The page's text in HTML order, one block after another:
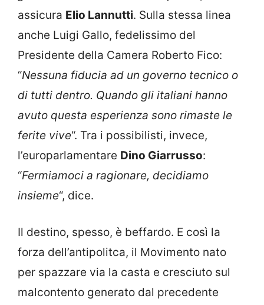
assicura Elio Lannutti. Sulla stessa linea
anche Luigi Gallo, fedelissimo del
Presidente della Camera Roberto Fico:
“Nessuna fiducia ad un governo tecnico o
di tutti dentro. Quando gli italiani hanno
avuto questa esperienza sono rimaste le
ferite vive“. Tra i possibilisti, invece,
l’europarlamentare Dino Giarrusso:
“Fermiamoci a ragionare, decidiamo
insieme“, dice.
Il destino, spesso, è beffardo. E così la
forza dell’antipolitca, il Movimento nato
per spazzare via la casta e cresciuto sul
malcontento generato dal precedente